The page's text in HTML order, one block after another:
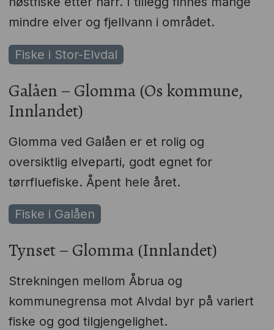
mindre elver og fjellvann i området.
Fiske i Stor-Elvdal
Galåen – Glomma (Os kommune,
Innlandet)
Glomma ved Galåen er et rolig og
oversiktlig elveparti, godt egnet for
tørrfluefiske. Åpent hele året.
Fiske i Galåen
Tynset – Glomma (Innlandet)
Strekningen mellom Åbrua og
kommunegrensa mot Alvdal byr på variert
fiske og god tilgjengelighet.